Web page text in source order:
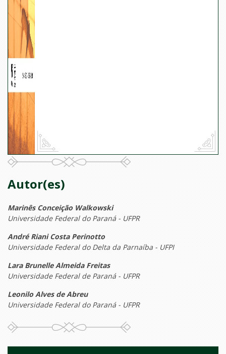
Autor(es)
Marinês Conceição Walkowski
Universidade Federal do Paraná - UFPR
André Riani Costa Perinotto
Universidade Federal do Delta da Parnaíba - UFPI
Lara Brunelle Almeida Freitas
Universidade Federal de Paraná - UFPR
Leonilo Alves de Abreu
Universidade Federal do Paraná - UFPR